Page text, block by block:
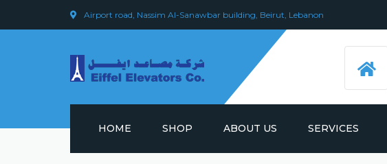
Airport road, Nassim Al-Sanawbar building, Beirut, Lebanon
HOME SHOP ABOUT US SERVICES